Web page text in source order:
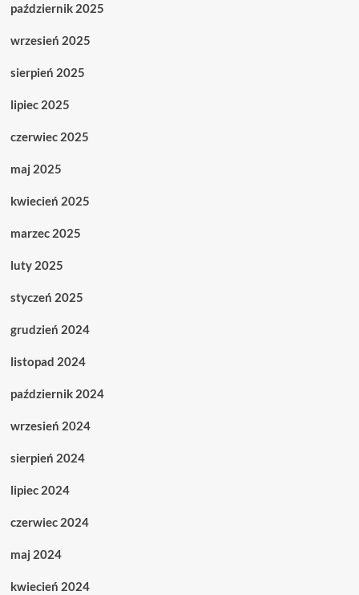
październik 2025
wrzesień 2025
sierpień 2025
lipiec 2025
czerwiec 2025
maj 2025
kwiecień 2025
marzec 2025
luty 2025
styczeń 2025
grudzień 2024
listopad 2024
październik 2024
wrzesień 2024
sierpień 2024
lipiec 2024
czerwiec 2024
maj 2024
kwiecień 2024